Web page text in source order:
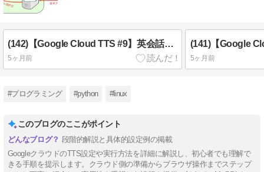
(142)【Google Cloud TTS #9】英会話教材を作る。（一先ず完成）
5ヶ月前 5ヶ月前
#プログラミング #python #linux
このブログのここがポイント
段階的解説と具体的設定例の掲載
GoogleクラウドのTTS設定や実行方法を詳細に解説し、初心者でも理解で
きる手順を提示します。クラウド側の準備からブラウザ操作までステップ